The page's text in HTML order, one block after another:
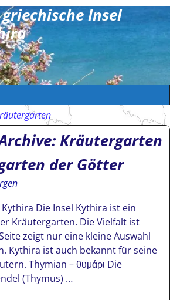
Insel
Kräutergarten
der Götter
Die Insel Kythira ist ein
Kräutergarten. Die Vielfalt ist
zeigt nur eine kleine Auswahl
Kythira ist auch bekannt für seine
Thymian – θυμάρι Die
(Thymus) …